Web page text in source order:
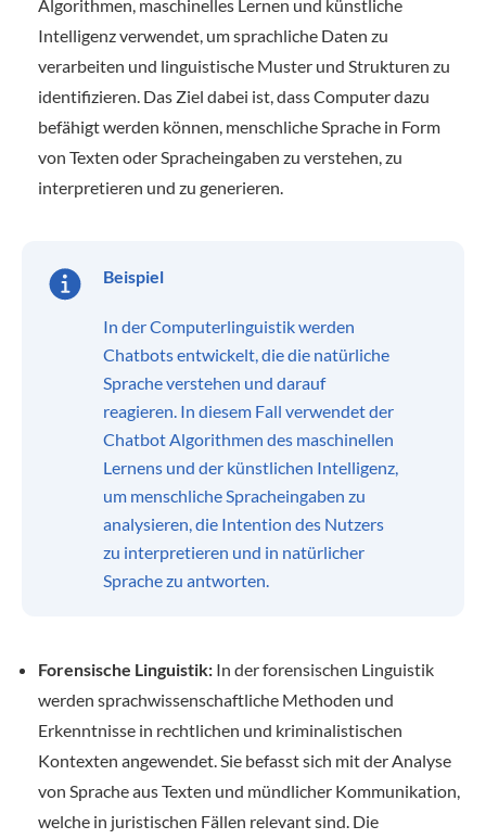
Algorithmen, maschinelles Lernen und künstliche
Intelligenz verwendet, um sprachliche Daten zu
verarbeiten und linguistische Muster und Strukturen zu
identifizieren. Das Ziel dabei ist, dass Computer dazu
befähigt werden können, menschliche Sprache in Form
von Texten oder Spracheingaben zu verstehen, zu
interpretieren und zu generieren.
Beispiel
In der Computerlinguistik werden
Chatbots entwickelt, die die natürliche
Sprache verstehen und darauf
reagieren. In diesem Fall verwendet der
Chatbot Algorithmen des maschinellen
Lernens und der künstlichen Intelligenz,
um menschliche Spracheingaben zu
analysieren, die Intention des Nutzers
zu interpretieren und in natürlicher
Sprache zu antworten.
Forensische Linguistik: In der forensischen Linguistik
werden sprachwissenschaftliche Methoden und
Erkenntnisse in rechtlichen und kriminalistischen
Kontexten angewendet. Sie befasst sich mit der Analyse
von Sprache aus Texten und mündlicher Kommunikation,
welche in juristischen Fällen relevant sind. Die